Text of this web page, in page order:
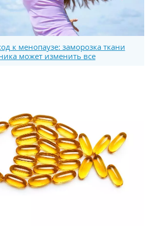
к менопаузе: заморозка ткани
может изменить все